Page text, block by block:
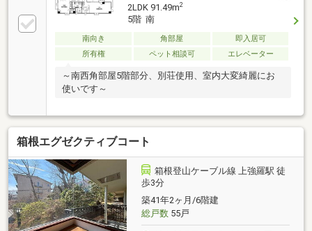
2LDK 91.49m2
5階 南
南向き 角部屋
即入居可
所有権
ペット相談可 エレベーター
～南西角部屋5階部分、別荘使用、室内大変綺麗にお
使いです～
箱根エグゼクティブコート
箱根登山ケーブル線 上強羅駅 徒
歩3分
築41年2ヶ月/6階建
総戸数55戸